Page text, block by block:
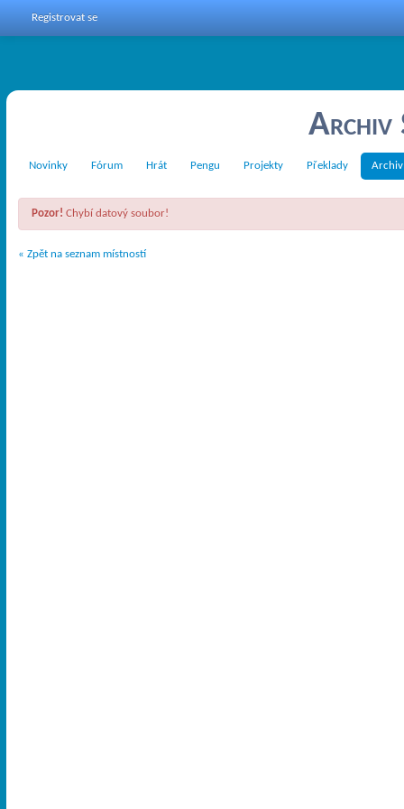
Registrovat se
Archiv
Novinky Fórum Hrát Pengu Projekty Překlady Archiv
Pozor! Chybí datový soubor!
« Zpět na seznam místností